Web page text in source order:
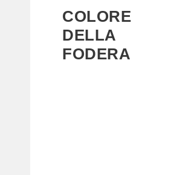
COLORE
DELLA
FODERA